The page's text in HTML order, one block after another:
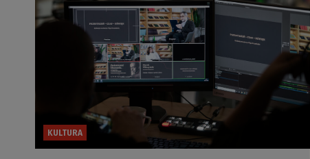
KULTURA